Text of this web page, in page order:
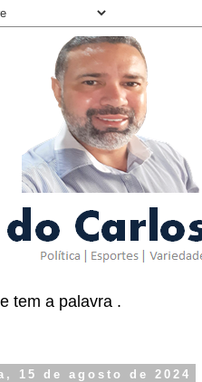
tem a palavra .
15 de agosto de 2024